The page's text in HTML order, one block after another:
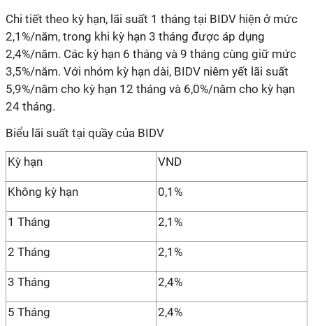
Chi tiết theo kỳ hạn, lãi suất 1 tháng tại BIDV hiện ở mức
2,1%/năm, trong khi kỳ hạn 3 tháng được áp dụng
2,4%/năm. Các kỳ hạn 6 tháng và 9 tháng cùng giữ mức
3,5%/năm. Với nhóm kỳ hạn dài, BIDV niêm yết lãi suất
5,9%/năm cho kỳ hạn 12 tháng và 6,0%/năm cho kỳ hạn
24 tháng.
Biểu lãi suất tại quầy của BIDV
Kỳ hạn VND
Không kỳ hạn 0,1%
1 Tháng 2,1%
2 Tháng 2,1%
3 Tháng 2,4%
5 Tháng 2,4%